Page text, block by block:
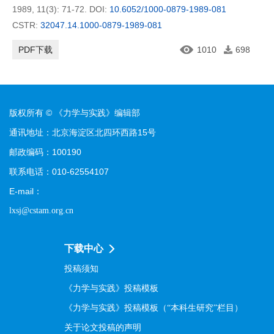
1989, 11(3): 71-72. DOI: 10.6052/1000-0879-1989-081
CSTR: 32047.14.1000-0879-1989-081
PDF下载 1010 698
版权所有 © 《力学与实践》编辑部
通讯地址：北京海淀区北四环西路15号
邮政编码：100190
联系电话：010-62554107
E-mail：
lxsj@cstam.org.cn
下载中心
投稿须知
《力学与实践》投稿模板
《力学与实践》投稿模板（“本科生研究”栏目）
关于论文投稿的声明